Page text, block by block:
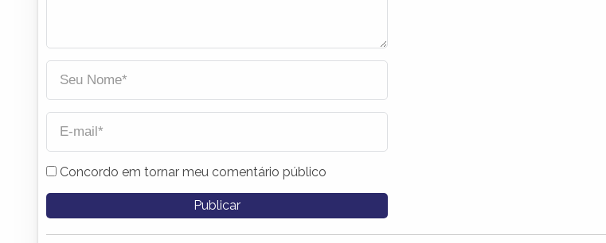
Concordo em tornar meu comentário público